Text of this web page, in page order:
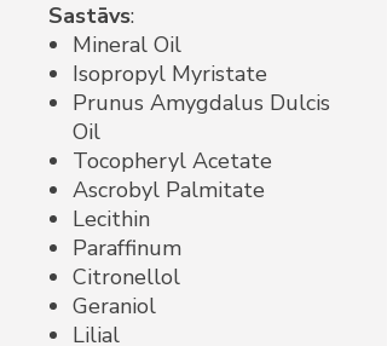
Sastāvs:
Mineral Oil
Isopropyl Myristate
Prunus Amygdalus Dulcis
Oil
Tocopheryl Acetate
Ascrobyl Palmitate
Lecithin
Paraffinum
Citronellol
Geraniol
Lilial